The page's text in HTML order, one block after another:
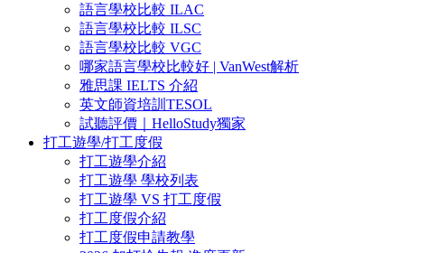
語言學校比較 ILAC
語言學校比較 ILSC
語言學校比較 VGC
哪家語言學校比較好 | VanWest解析
雅思課 IELTS 介紹
英文師資培訓TESOL
試聽評價｜HelloStudy獨家
打工遊學/打工度假
打工遊學介紹
打工遊學 學校列表
打工遊學 VS 打工度假
打工度假介紹
打工度假申請教學